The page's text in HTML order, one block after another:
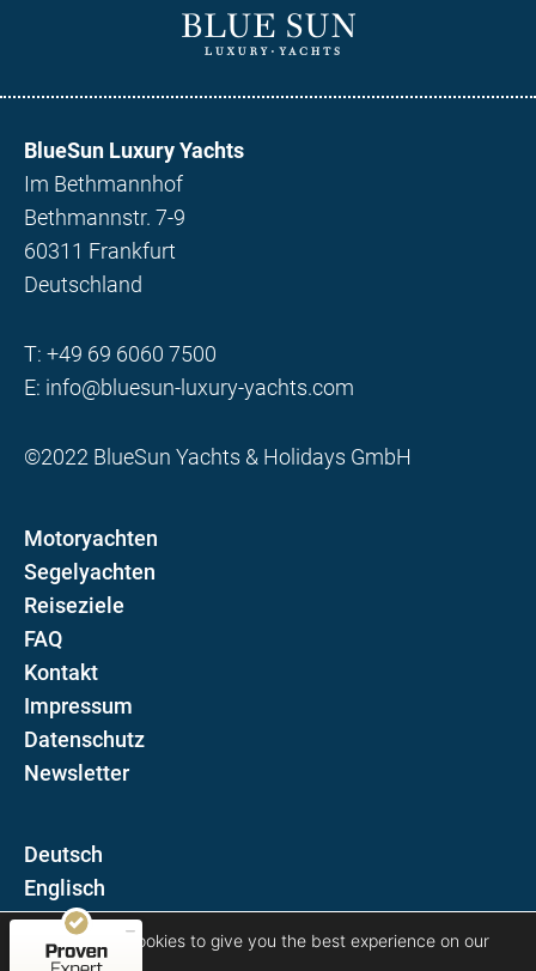
BlueSun Luxury Yachts
Im Bethmannhof
Bethmannstr. 7-9
60311 Frankfurt
Deutschland
T: +49 69 6060 7500
E: info@bluesun-luxury-yachts.com
©2022 BlueSun Yachts & Holidays GmbH
Motoryachten
Segelyachten
Reiseziele
FAQ
Kontakt
Impressum
Datenschutz
Newsletter
D
E
Folgen Sie uns auf
We are using cookies to give you the best experience on our
website.
MANGELHAFT